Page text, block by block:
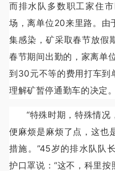
而排水队多数职工家住
场，离单位20来里路。由
集感染，矿采取春节放假
春节期间出勤的，家离单
到30元不等的费用打车到
理解矿暂停通勤车的决定。
“特殊时期，特殊情
便麻烦是麻烦了点，这也
措施。”45岁的排水队队
护口罩说：“这不，科里